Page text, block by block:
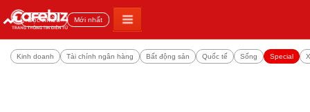
Đọc nhiều Mới nhất
Kinh doanh Tài chính ngân hàng Bất động sản Quốc tế Sống Special